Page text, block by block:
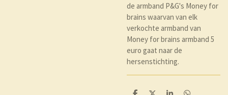
de armband P&G's Money for
brains waarvan van elk
verkochte armband van
Money for brains armband 5
euro gaat naar de
hersenstichting.